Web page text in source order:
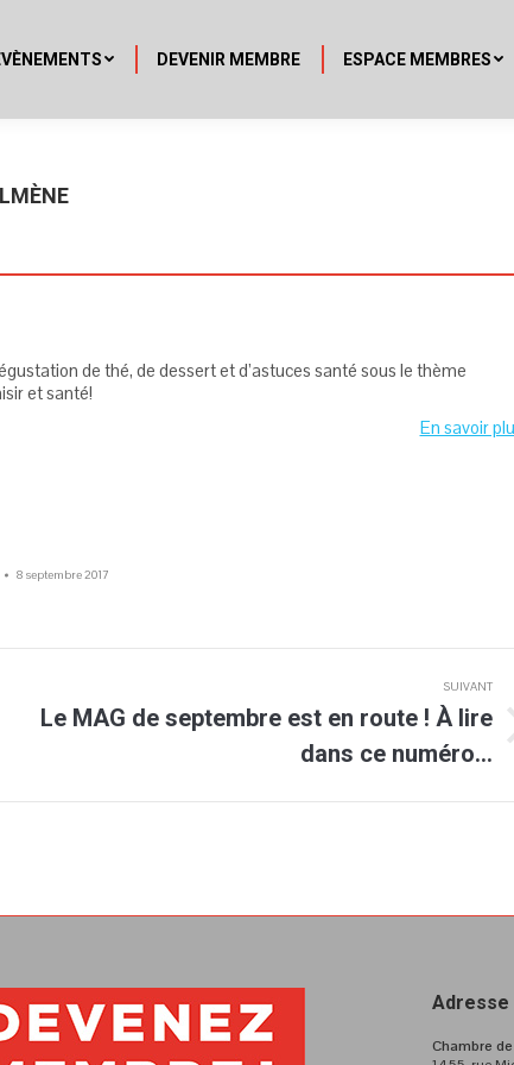
DEVENIR MEMBRE ESPACE MEMBRES
de thé, de dessert et d’astuces santé sous le thème
et santé!
En savoir
8 septembre 2017
SUIVANT
Le MAG de septembre est en route ! À lire
dans ce numéro…
Adresse
Chambre